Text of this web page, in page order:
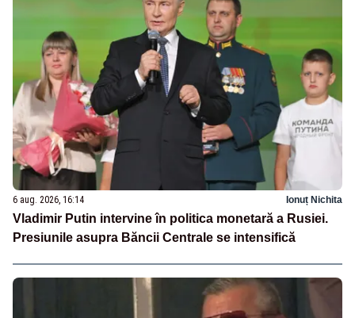
6 aug. 2026, 16:14 Ionuț Nichita
Vladimir Putin intervine în politica monetară a Rusiei.
Presiunile asupra Băncii Centrale se intensifică